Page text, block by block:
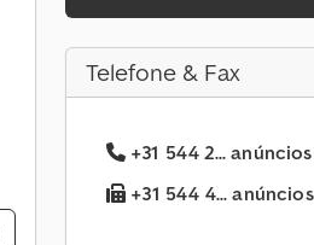
Telefone & Fax
+31 544 2... anúncios
+31 544 4... anúncios